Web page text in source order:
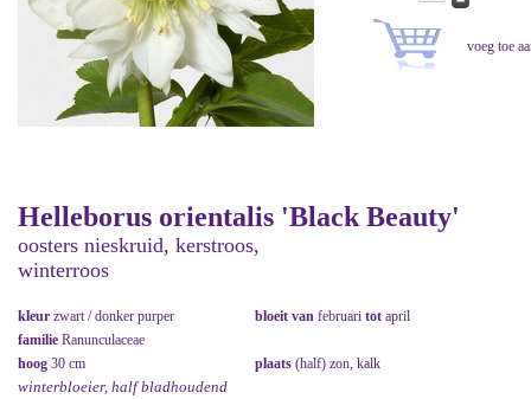
Helleborus orientalis 'Black Beauty'
oosters nieskruid, kerstroos,
winterroos
kleur zwart / donker purper bloeit van februari tot april
familie Ranunculaceae
hoog 30 cm plaats (half) zon, kalk
winterbloeier, half bladhoudend